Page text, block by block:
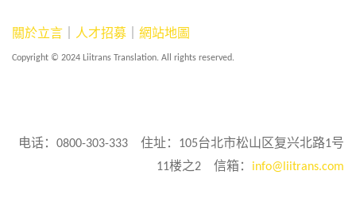
關於立言 人才招募 網站地圖
Copyright © 2024 Liitrans Translation. All rights reserved.
电话：0800-303-333 住址：105台北市松山区复兴北路1号
11楼之2 信箱： info@liitrans.com